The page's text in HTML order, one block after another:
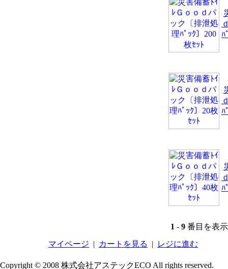
ﾊ
ﾊ
ﾊ
1 - 9 番目を表
マイページ | カートを見る | レジに進む
Copyright © 2008 株式会社アステックECO All rights reserved.